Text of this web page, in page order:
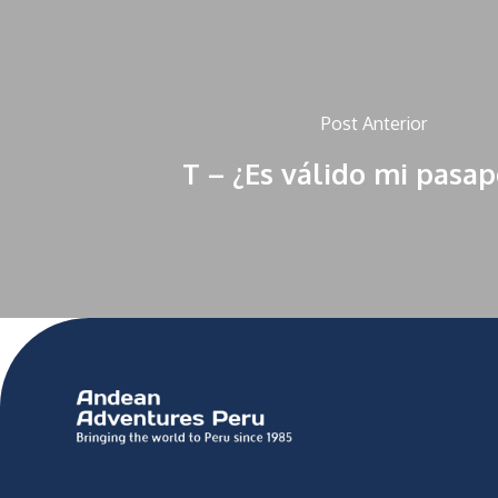
Post Anterior
T – ¿Es válido mi